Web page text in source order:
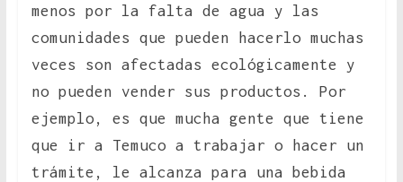
menos por la falta de agua y las
comunidades que pueden hacerlo muchas
veces son afectadas ecológicamente y
no pueden vender sus productos. Por
ejemplo, es que mucha gente que tiene
que ir a Temuco a trabajar o hacer un
trámite, le alcanza para una bebida